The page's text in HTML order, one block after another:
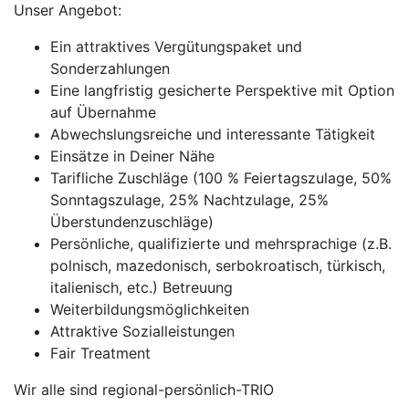
Unser Angebot:
Ein attraktives Vergütungspaket und
Sonderzahlungen
Eine langfristig gesicherte Perspektive mit Option
auf Übernahme
Abwechslungsreiche und interessante Tätigkeit
Einsätze in Deiner Nähe
Tarifliche Zuschläge (100 % Feiertagszulage, 50%
Sonntagszulage, 25% Nachtzulage, 25%
Überstundenzuschläge)
Persönliche, qualifizierte und mehrsprachige (z.B.
polnisch, mazedonisch, serbokroatisch, türkisch,
italienisch, etc.) Betreuung
Weiterbildungsmöglichkeiten
Attraktive Sozialleistungen
Fair Treatment
Wir alle sind regional-persönlich-TRIO